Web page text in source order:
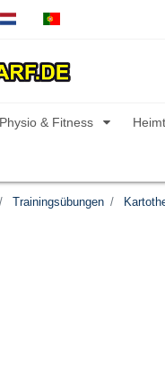
Physio & Fitness
Trainingsübungen